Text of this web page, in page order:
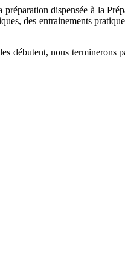
dispensée à la
des entrainements
débutent, nous terminerons